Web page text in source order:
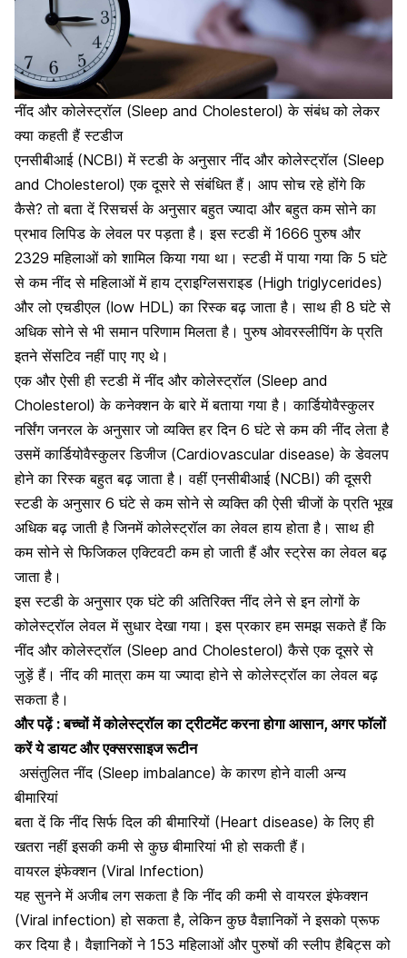
नींद और कोलेस्ट्रॉल (Sleep and Cholesterol) के संबंध को लेकर
क्या कहती हैं स्टडीज
एनसीबीआई (NCBI) में स्टडी के अनुसार नींद और कोलेस्ट्रॉल (Sleep
and Cholesterol) एक दूसरे से संबंधित हैं। आप सोच रहे होंगे कि
कैसे? तो बता दें रिसचर्स के अनुसार बहुत ज्यादा और बहुत कम सोने का
प्रभाव लिपिड के लेवल पर पड़ता है। इस स्टडी में 1666 पुरुष और
2329 महिलाओं को शामिल किया गया था। स्टडी में पाया गया कि 5 घंटे
से कम नींद से महिलाओं मेंहाय ट्राइग्लिसराइड (High triglycerides)
और लो एचडीएल (low HDL) का रिस्क बढ़ जाता है। साथ ही 8 घंटे से
अधिक सोने से भी समान परिणाम मिलता है। पुरुष ओवरस्लीपिंग के प्रति
इतने सेंसटिव नहीं पाए गए थे।
एक और ऐसी ही स्टडी में नींद और कोलेस्ट्रॉल (Sleep and
Cholesterol) के कनेक्शन के बारे में बताया गया है। कार्डियोवैस्कुलर
नर्सिंग जनरल के अनुसार जो व्यक्ति हर दिन 6 घंटे से कम की नींद लेता है
उसमेंकार्डियोवैस्कुलर डिजीज (Cardiovascular disease)के डेवलप
होने का रिस्क बहुत बढ़ जाता है। वहीं एनसीबीआई (NCBI) की दूसरी
स्टडी के अनुसार 6 घंटे से कम सोने से व्यक्ति की ऐसी चीजों के प्रति भूख
अधिक बढ़ जाती है जिनमें कोलेस्ट्रॉल का लेवल हाय होता है। साथ ही
कम सोने से फिजिकल एक्टिवटी कम हो जाती हैं और स्ट्रेस का लेवल बढ़
जाता है।
इस स्टडी के अनुसार एक घंटे की अतिरिक्त नींद लेने से इन लोगों के
कोलेस्ट्रॉल लेवल में सुधार देखा गया। इस प्रकार हम समझ सकते हैं कि
नींद और कोलेस्ट्रॉल (Sleep and Cholesterol) कैसे एक दूसरे से
जुड़ें हैं। नींद की मात्रा कम या ज्यादा होने से कोलेस्ट्रॉल का लेवल बढ़
सकता है।
और पढ़ें :बच्चों में कोलेस्ट्रॉल का ट्रीटमेंट करना होगा आसान, अगर फॉलों
करें ये डायट और एक्सरसाइज रूटीन
असंतुलित नींद (Sleep imbalance) के कारण होने वाली अन्य
बीमारियां
बता दें कि नींद सिर्फ दिल की बीमारियों (Heart disease) के लिए ही
खतरा नहीं इसकी कमी से कुछ बीमारियां भी हो सकती हैं।
वायरल इंफेक्शन (Viral Infection)
यह सुनने में अजीब लग सकता है कि नींद की कमी सेवायरल इंफेक्शन
(Viral infection) हो सकता है, लेकिन कुछ वैज्ञानिकों ने इसको प्रूफ
कर दिया है। वैज्ञानिकों ने 153 महिलाओं और पुरुषों की स्लीप हैबिट्स को